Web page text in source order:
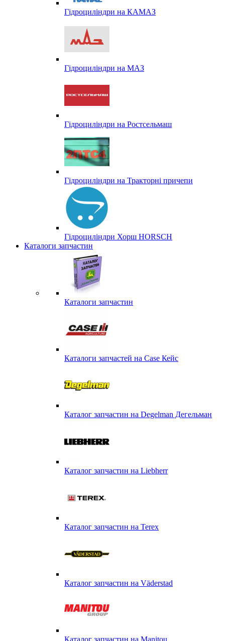
Гідроциліндри на КАМАЗ
Гідроциліндри на МАЗ
Гідроциліндри на Ростсельмаш
Гідроциліндри на Тракторні причепи
Гідроциліндри Хорш HORSCH
Каталоги запчастин
Каталоги запчастин
Каталоги запчастей на Case Кейс
Каталог запчастин на Degelman Дегельман
Каталог запчастин на Liebherr
Каталог запчастин на Terex
Каталог запчастин на Väderstad
Каталог запчастин на Маnitou